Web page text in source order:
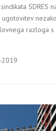
SDRES
razloga
2019